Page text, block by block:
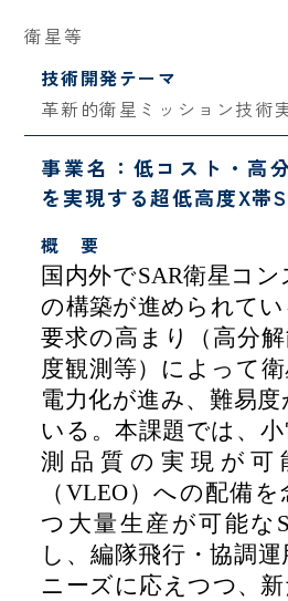
衛星等
技術開発テーマ
革新的衛星ミッション技術
事業名：低コスト・高
を実現する超低高度X帯
概 要
国内外でSAR衛星コン
の構築が進められて
要求の高まり（高分
度観測等）によって
電力化が進み、難易
いる。本課題では、
測品質の実現が可
（ VLEO）への配備を
つ大量生産が可能な
し、編隊飛行・協調
ニーズに応えつつ、